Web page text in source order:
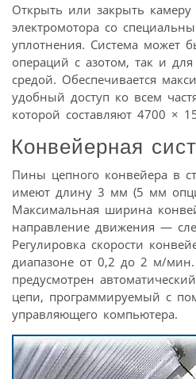
Открыть или закрыть
электромотора со
уплотнения. Система может
операций с азотом, так и
средой. Обеспечивается
удобный доступ ко всем
которой составляют 4700 ×
Конвейерная
Пины цепного конвейера в
имеют длину 3 мм (5 мм
Максимальная ширина
направление движения —
Регулировка скорости
диапазоне от 0,2 до 2 м/мин.
предусмотрен
цепи, программируемый с
управляющего компьютера.